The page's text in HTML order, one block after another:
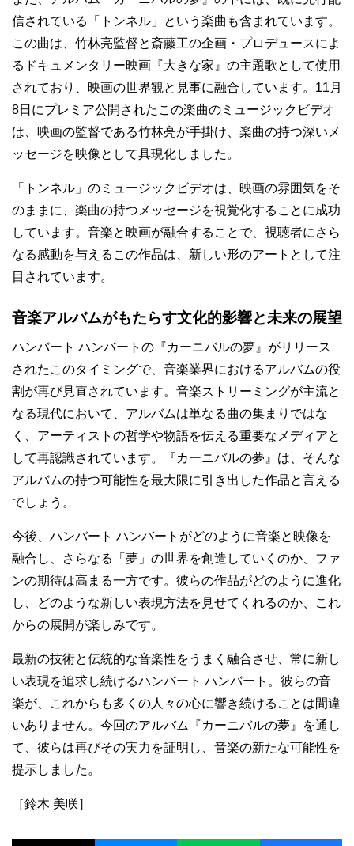
信されている「トンネル」という楽曲も含まれています。
この曲は、竹林亮監督と斎藤工の企画・プロデュースによ
るドキュメンタリー映画『大きな家』の主題歌として使用
されており、映画の世界観と見事に融合しています。11月
8日にプレミア公開されたこの楽曲のミュージックビデオ
は、映画の監督である竹林亮が手掛け、楽曲の持つ深いメ
ッセージを映像として具現化しました。
「トンネル」のミュージックビデオは、映画の雰囲気をそ
のままに、楽曲の持つメッセージを視覚化することに成功
しています。音楽と映画が融合することで、視聴者にさら
なる感動を与えるこの作品は、新しい形のアートとして注
目されています。
音楽アルバムがもたらす文化的影響と未来の展望
ハンバート ハンバートの『カーニバルの夢』がリリース
されたこのタイミングで、音楽業界におけるアルバムの役
割が再び見直されています。音楽ストリーミングが主流と
なる現代において、アルバムは単なる曲の集まりではな
く、アーティストの哲学や物語を伝える重要なメディアと
して再認識されています。『カーニバルの夢』は、そんな
アルバムの持つ可能性を最大限に引き出した作品と言える
でしょう。
今後、ハンバート ハンバートがどのように音楽と映像を
融合し、さらなる「夢」の世界を創造していくのか、ファ
ンの期待は高まる一方です。彼らの作品がどのように進化
し、どのような新しい表現方法を見せてくれるのか、これ
からの展開が楽しみです。
最新の技術と伝統的な音楽性をうまく融合させ、常に新し
い表現を追求し続けるハンバート ハンバート。彼らの音
楽が、これからも多くの人々の心に響き続けることは間違
いありません。今回のアルバム『カーニバルの夢』を通し
て、彼らは再びその実力を証明し、音楽の新たな可能性を
提示しました。
［鈴木 美咲］